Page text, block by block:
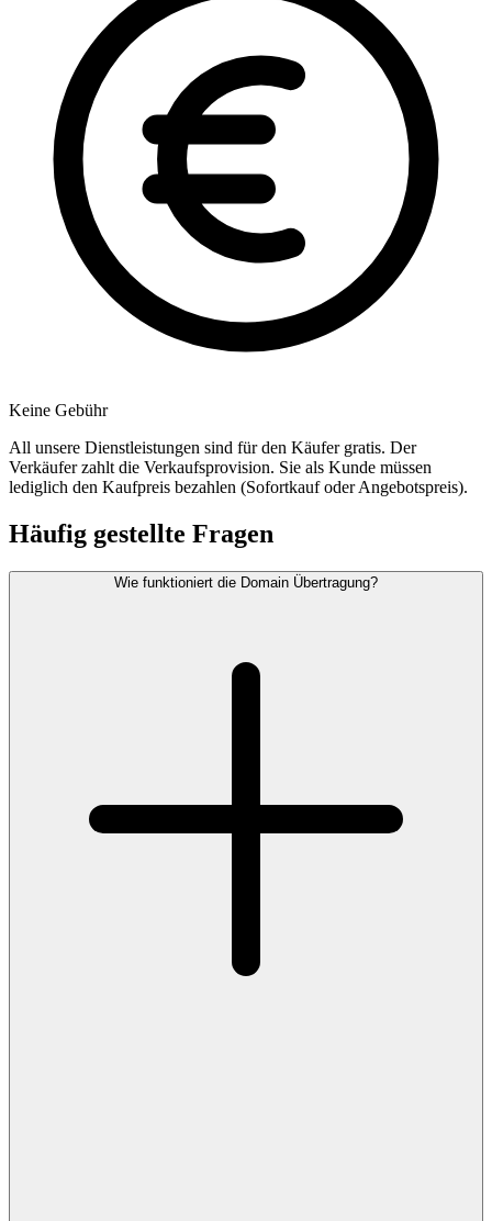
Keine Gebühr
All unsere Dienstleistungen sind für den Käufer gratis. Der
Verkäufer zahlt die Verkaufsprovision. Sie als Kunde müssen
lediglich den Kaufpreis bezahlen (Sofortkauf oder Angebotspreis).
Häufig gestellte Fragen
Wie funktioniert die Domain Übertragung?